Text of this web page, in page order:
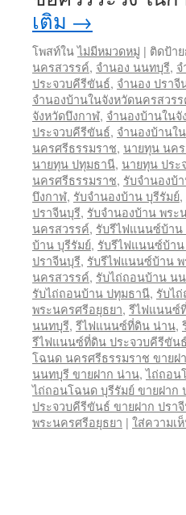
เติม →
โพสท์ในไม่มีหมวดหมู่ | ติดป้า
นครสวรรค์, จำนอง นนทบุรี,
ประจวบคีรีขันธ์, จำนอง ปราจี
จำนองบ้านในจังหวัดนครสวร
จังหวัดบึงกาฬ, จำนองบ้านในจั
ประจวบคีรีขันธ์, จำนองบ้านใ
นครศรีธรรมราช, นายทุน นค
นายทุน ปทุมธานี, นายทุน ปร
นครศรีธรรมราช, รับจำนองบ้
บึงกาฬ, รับจำนองบ้าน บุรีรัมย์,
ปราจีนบุรี, รับจำนองบ้าน พระ
นครสวรรค์, รับรีไฟแนนซ์บ้า
บ้าน บุรีรัมย์, รับรีไฟแนนซ์บ้า
ปราจีนบุรี, รับรีไฟแนนซ์บ้าน
นครสวรรค์, รับไถ่ถอนบ้าน น
รับไถ่ถอนบ้าน ปทุมธานี, รับไ
พระนครศรีอยุธยา, รีไฟแนนซ์
นนทบุรี, รีไฟแนนซ์ที่ดิน น่าน,
รีไฟแนนซ์ที่ดิน ประจวบคีรีขัน
โฉนด นครศรีธรรมราช ขายฝ
นนทบุรี ขายฝาก น่าน,ไถ่ถอน
ไถ่ถอนโฉนด บุรีรัมย์ ขายฝาก
ประจวบคีรีขันธ์ ขายฝาก ปรา
พระนครศรีอยุธยา | ใส่ความเ